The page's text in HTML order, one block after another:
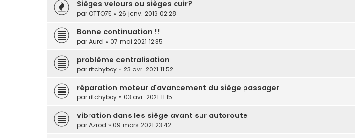
Sièges velours ou sièges cuir?
par OTTO75 » 26 janv. 2019 02:28
Bonne continuation !!
par Aurel » 07 mai 2021 12:35
problème centralisation
par ritchyboy » 23 avr. 2021 11:52
réparation moteur d'avancement du siège passager
par ritchyboy » 03 avr. 2021 11:15
vibration dans les siège avant sur autoroute
par Azrod » 09 mars 2021 23:42